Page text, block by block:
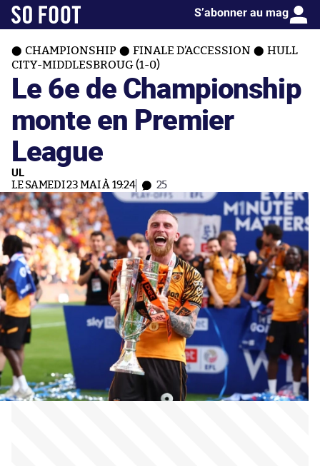
S’abonner au mag
CHAMPIONSHIP FINALE D’ACCESSION
HULL
CITY-MIDDLESBROUG (1-0)
Le 6e de Championship
monte en Premier
League
UL
LE SAMEDI 23 MAI À 19:24 25